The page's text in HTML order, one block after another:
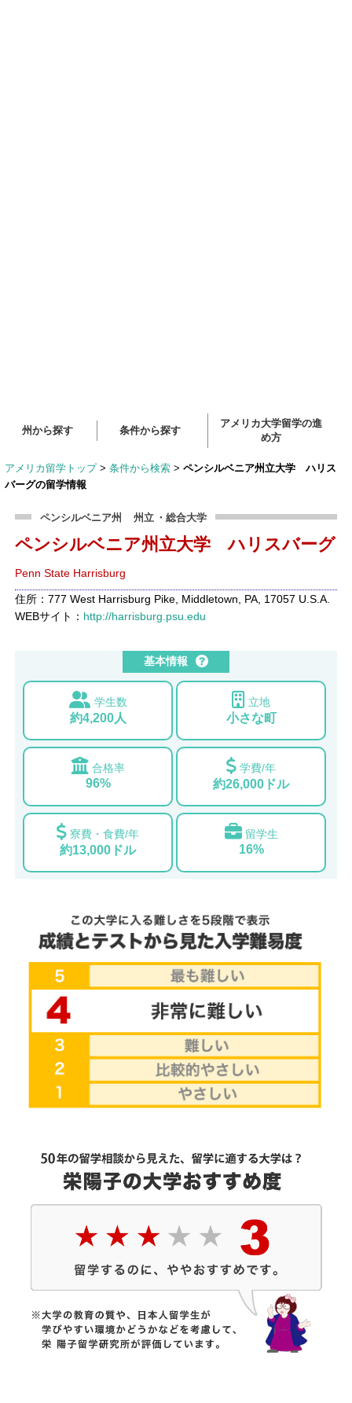
州から探す 条件から探す
アメリカ大学留学の進
め方
アメリカ留学トップ > 条件から検索 > ペンシルベニア州立大学 ハリス
バーグの留学情報
ペンシルベニア州 州立 ・総合大学
ペンシルベニア州立大学 ハリスバーグ
Penn State Harrisburg
住所：777 West Harrisburg Pike, Middletown, PA, 17057 U.S.A.
WEBサイト： http://harrisburg.psu.edu
基本情報
学生数
約4,200人
立地
小さな町
合格率
96%
学費/年
約26,000ドル
寮費・食費/年
約13,000ドル
留学生
16%